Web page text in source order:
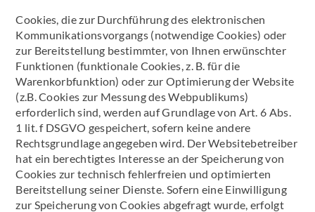
Cookies, die zur Durchführung des elektronischen
Kommunikationsvorgangs (notwendige Cookies) oder
zur Bereitstellung bestimmter, von Ihnen erwünschter
Funktionen (funktionale Cookies, z. B. für die
Warenkorbfunktion) oder zur Optimierung der Website
(z.B. Cookies zur Messung des Webpublikums)
erforderlich sind, werden auf Grundlage von Art. 6 Abs.
1 lit. f DSGVO gespeichert, sofern keine andere
Rechtsgrundlage angegeben wird. Der Websitebetreiber
hat ein berechtigtes Interesse an der Speicherung von
Cookies zur technisch fehlerfreien und optimierten
Bereitstellung seiner Dienste. Sofern eine Einwilligung
zur Speicherung von Cookies abgefragt wurde, erfolgt